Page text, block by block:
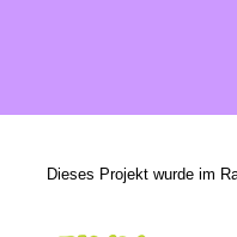
Dieses Projekt wurde im